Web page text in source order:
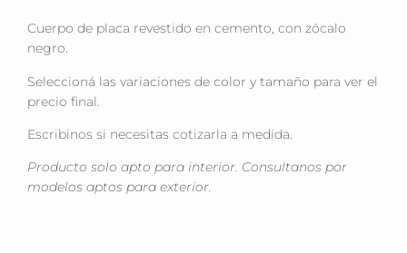
Cuerpo de placa revestido en cemento, con zócalo
negro.
Seleccioná las variaciones de color y tamaño para ver el
precio final.
Escribinos si necesitas cotizarla a medida.
Producto solo apto para interior. Consultanos por
modelos aptos para exterior.